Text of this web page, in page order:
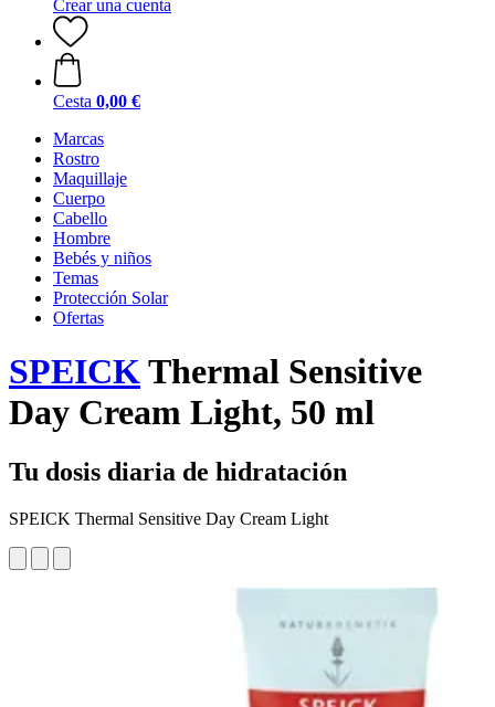
Crear una cuenta
Cesta 0,00 €
Marcas
Rostro
Maquillaje
Cuerpo
Cabello
Hombre
Bebés y niños
Temas
Protección Solar
Ofertas
SPEICKThermal Sensitive
Day Cream Light, 50 ml
Tu dosis diaria de hidratación
SPEICK Thermal Sensitive Day Cream Light